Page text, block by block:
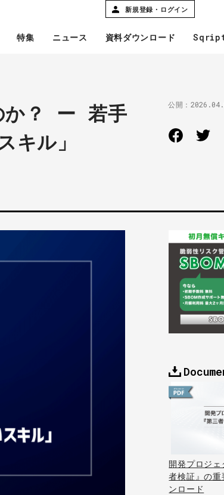
新規登録・ログイン
特集 ニュース 資料ダウンロード
か？ ー 若手
キル」
公開：
開発プロジ
者検証』の重
ンロード